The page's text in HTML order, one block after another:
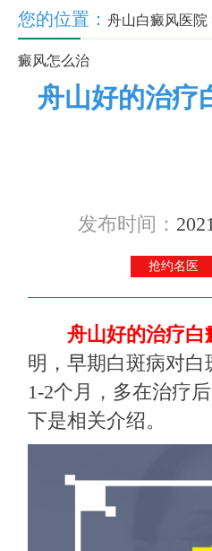
您的位置： 舟山白癜风医院
癜风怎么治
舟山好的治疗
发布时间：
抢约名医
舟山好的治疗白
明，早期白斑病对
1-2个月，多在治疗
下是相关介绍。